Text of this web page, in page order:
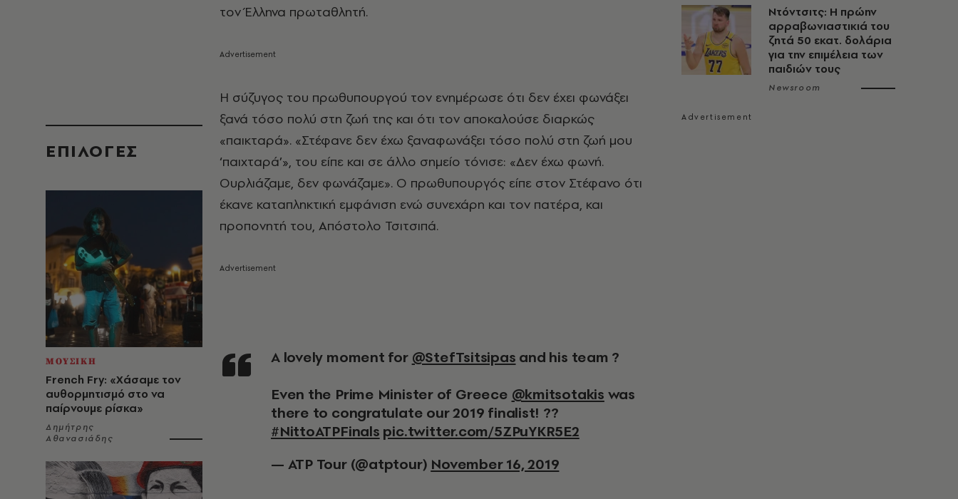
EΠΙΛΟΓΈΣ
ΜΟΥΣΙΚΗ
French Fry: «Χάσαμε τον
αυθορμητισμό στο να
παίρνουμε ρίσκα»
Δημήτρης
Αθανασιάδης
τον Έλληνα πρωταθλητή.
Η σύζυγος του πρωθυπουργού τον ενημέρωσε ότι δεν έχει φωνάξει
ξανά τόσο πολύ στη ζωή της και ότι τον αποκαλούσε διαρκώς
«παικταρά». «Στέφανε δεν έχω ξαναφωνάξει τόσο πολύ στη ζωή μου
‘παιχταρά’», του είπε και σε άλλο σημείο τόνισε: «Δεν έχω φωνή.
Ουρλιάζαμε, δεν φωνάζαμε». Ο πρωθυπουργός είπε στον Στέφανο ότι
έκανε καταπληκτική εμφάνιση ενώ συνεχάρη και τον πατέρα, και
προπονητή του, Απόστολο Τσιτσιπά.
A lovely moment for @StefTsitsipas and his team ?
Even the Prime Minister of Greece @kmitsotakis was
there to congratulate our 2019 finalist! ??
#NittoATPFinals pic.twitter.com/5ZPuYKR5E2
— ATP Tour (@atptour) November 16, 2019
Ντόντσιτς: Η πρώην
αρραβωνιαστικιά του
ζητά 50 εκατ. δολάρια
για την επιμέλεια των
παιδιών τους
Newsroom